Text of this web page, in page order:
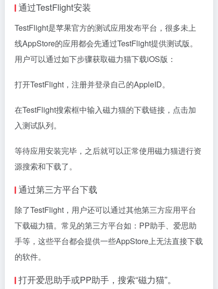
通过TestFlight安装
TestFlight是苹果官方的测试应用发布平台，很多未上
线AppStore的应用都会先通过TestFlight提供测试版。
用户可以通过如下步骤获取磁力猫下载iOS版：
打开TestFlight，注册并登录自己的AppleID。
在TestFlight搜索框中输入磁力猫的下载链接，点击加
入测试队列。
等待应用安装完毕，之后就可以正常使用磁力猫进行资
源搜索和下载了。
通过第三方平台下载
除了TestFlight，用户还可以通过其他第三方应用平台
下载磁力猫。常见的第三方平台如：PP助手、爱思助
手等，这些平台都会提供一些AppStore上无法直接下载
的软件。
打开爱思助手或PP助手，搜索“磁力猫”。